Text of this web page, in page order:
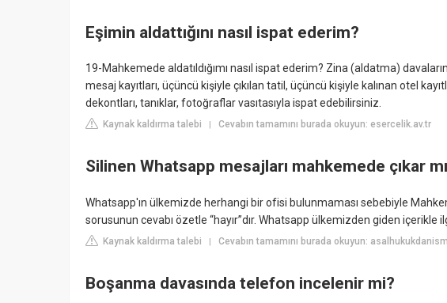
Eşimin aldattığını nasıl ispat ederim?
19-Mahkemede aldatıldığımı nasıl ispat ederim? Zina (aldatma)
mesaj kayıtları, üçüncü kişiyle çıkılan tatil, üçüncü kişiyle kalınan otel
dekontları, tanıklar, fotoğraflar vasıtasıyla ispat edebilirsiniz.
Kaynak kaldırma talebi | Cevabın tamamını burada okuyun: esercelik.av.tr
Silinen Whatsapp mesajları mahkemede çıkar
Whatsapp'ın ülkemizde herhangi bir ofisi bulunmaması sebebiyle
sorusunun cevabı özetle “hayır”dır. Whatsapp ülkemizden giden içerikle
Kaynak kaldırma talebi | Cevabın tamamını burada okuyun:
Boşanma davasında telefon incelenir mi?